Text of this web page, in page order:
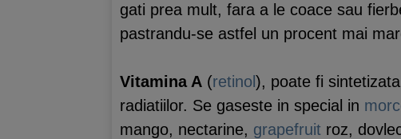
gati prea mult, fara a le coace sau
pastrandu-se astfel un procent mai
Vitamina A (retinol ), poate fi
radiatiilor. Se gaseste in special in
mango, nectarine, grapefruit roz,